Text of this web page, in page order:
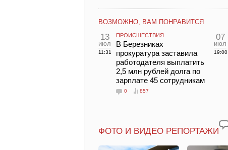
ВОЗМОЖНО, ВАМ ПОНРАВИТСЯ
13
июл
11:31
ПРОИСШЕСТВИЯ
В Березниках
прокуратура заставила
работодателя выплатить
2,5 млн рублей долга по
зарплате 45 сотрудникам
0 857
07
июл
19:00
ФОТО И ВИДЕО РЕПОРТАЖИ